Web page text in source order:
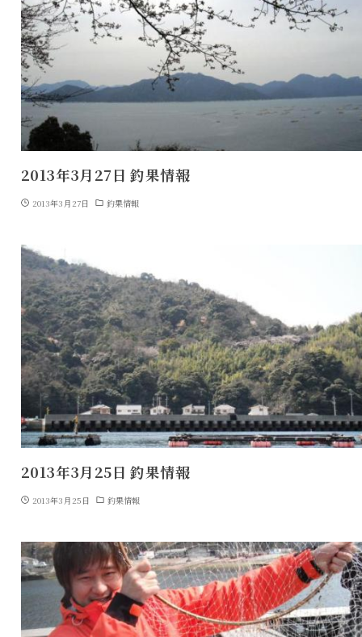
2013年3月27日 釣果情報
2013年3月27日 釣果情報
2013年3月25日 釣果情報
2013年3月25日 釣果情報